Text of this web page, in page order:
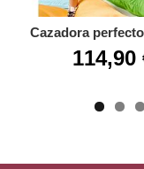
Cazadora
114,90